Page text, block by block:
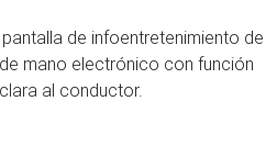
de infoentretenimiento de
mano electrónico con función
al conductor.